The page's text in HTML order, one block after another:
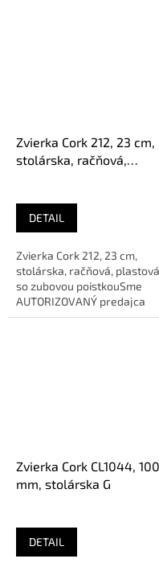
Zvierka Cork 212, 23 cm,
stolárska, račňová,
DETAIL
Zvierka Cork 212, 23 cm,
stolárska, račňová,
so zubovou poistkouSme
AUTORIZOVANÝ predajca
značky
Zvierka Cork CL1044, 100
mm, stolárska G
DETAIL